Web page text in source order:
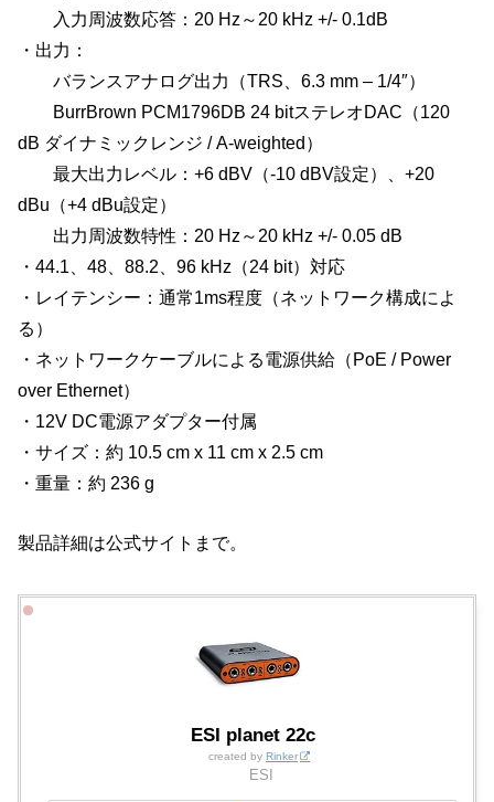
入力周波数応答：20 Hz～20 kHz +/- 0.1dB
・出力：
バランスアナログ出力（TRS、6.3 mm – 1/4″）
BurrBrown PCM1796DB 24 bitステレオDAC（120
dB ダイナミックレンジ / A-weighted）
最大出力レベル：+6 dBV（-10 dBV設定）、+20
dBu（+4 dBu設定）
出力周波数特性：20 Hz～20 kHz +/- 0.05 dB
・44.1、48、88.2、96 kHz（24 bit）対応
・レイテンシー：通常1ms程度（ネットワーク構成によ
る）
・ネットワークケーブルによる電源供給（PoE / Power
over Ethernet）
・12V DC電源アダプター付属
・サイズ：約 10.5 cm x 11 cm x 2.5 cm
・重量：約 236 g
製品詳細は公式サイトまで。
ESI planet 22c
created by Rinker
ESI